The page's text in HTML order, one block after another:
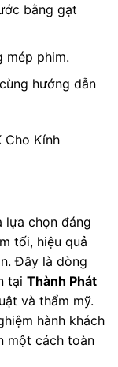
bằng gạt
mép phim.
hướng dẫn
lựa chọn đáng
tối, hiệu quả
Đây là dòng
tại Thành Phát
và thẩm mỹ.
hành khách
một cách toàn